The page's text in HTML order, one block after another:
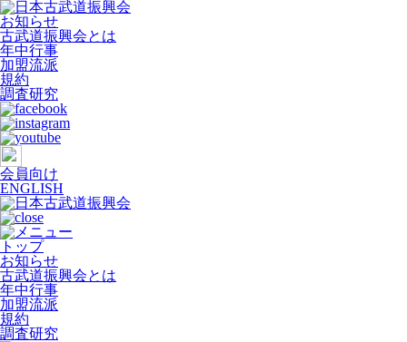
お知らせ
古武道振興会とは
年中行事
加盟流派
規約
調査研究
会員向け
ENGLISH
トップ
お知らせ
古武道振興会とは
年中行事
加盟流派
規約
調査研究